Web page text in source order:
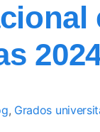
, Grados